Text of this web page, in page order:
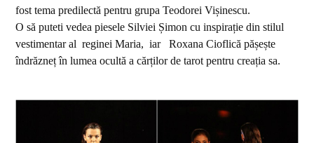
fost tema predilectă pentru grupa Teodorei Vișinescu.
O să puteti vedea piesele Silviei Șimon cu inspirație din stilul
vestimentar al reginei Maria, iar
Roxana Cioflică pășește
îndrăzneț în lumea ocultă a cărților de tarot pentru creația sa.